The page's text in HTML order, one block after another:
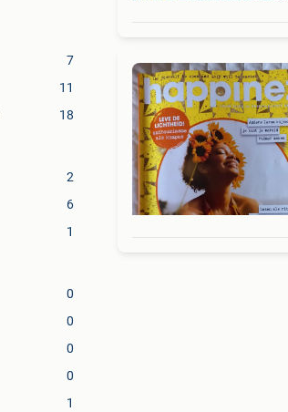
7
11
18
2
6
1
0
0
0
0
1